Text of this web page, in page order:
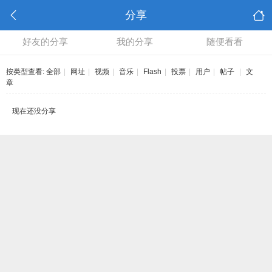
分享
好友的分享 我的分享 随便看看
按类型查看: 全部 网址 视频 音乐 Flash 投票 用户 帖子
文
章
现在还没分享